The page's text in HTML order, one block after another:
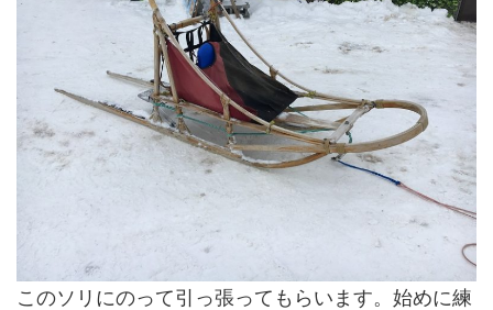
このソリにのって引っ張ってもらいます。始めに練